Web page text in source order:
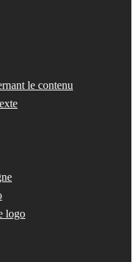
le contenu
logo